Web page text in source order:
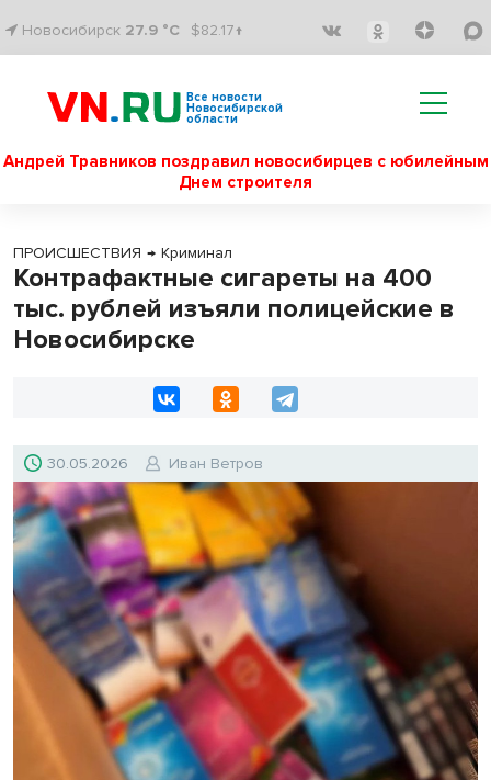
Новосибирск 27.9 °C $82.17↑
Все новости
Новосибирской
области
Андрей Травников поздравил новосибирцев с юбилейным
Днем строителя
ПРОИСШЕСТВИЯ → Криминал
Контрафактные сигареты на 400
тыс. рублей изъяли полицейские в
Новосибирске
30.05.2026 Иван Ветров